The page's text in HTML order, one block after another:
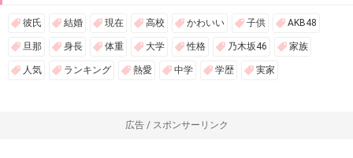
彼氏 結婚 現在 高校 かわいい 子供 AKB48
旦那 身長 体重 大学 性格 乃木坂46 家族
人気 ランキング 熱愛 中学 学歴 実家
広告 / スポンサーリンク